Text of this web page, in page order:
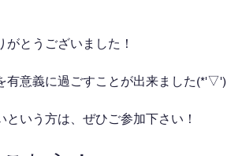
とうございました！
有意義に過ごすことが出来ました(*'▽')
いう方は、ぜひご参加下さい！